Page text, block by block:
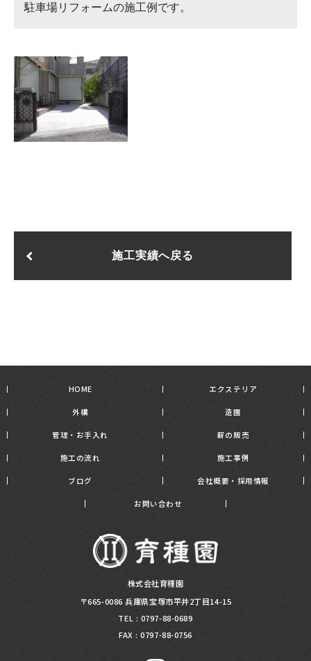
駐車場リフォームの施工例です。
施工実績へ戻る
HOME エクステリア
外構 造園
管理・お手入れ 薪の販売
施工の流れ 施工事例
ブログ 会社概要・採用情報
お問い合わせ
株式会社育種園
〒665-0086 兵庫県宝塚市平井2丁目14-15
TEL : 0797-88-0689
FAX : 0797-88-0756​​​​​​​